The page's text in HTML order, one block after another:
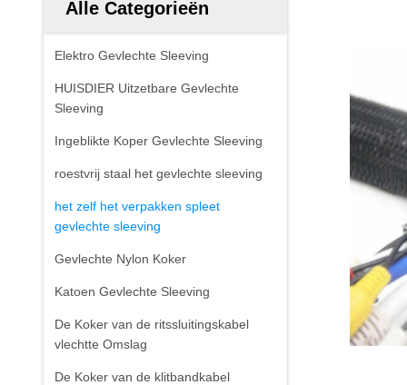
Alle Categorieën
Elektro Gevlechte Sleeving
HUISDIER Uitzetbare Gevlechte
Sleeving
Ingeblikte Koper Gevlechte Sleeving
roestvrij staal het gevlechte sleeving
het zelf het verpakken spleet
gevlechte sleeving
Gevlechte Nylon Koker
Katoen Gevlechte Sleeving
De Koker van de ritssluitingskabel
vlechtte Omslag
De Koker van de klitbandkabel